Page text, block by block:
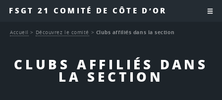
FSGT 21 COMITÉ DE CÔTE D’OR
CLUBS AFFILIÉS DANS
LA SECTION
Accueil > Découvrez le comité > Clubs affiliés dans la section